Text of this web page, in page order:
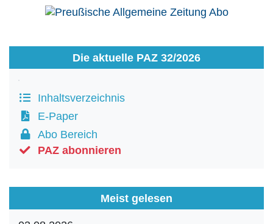
Die aktuelle PAZ 32/2026
Inhaltsverzeichnis
E-Paper
Abo Bereich
PAZ abonnieren
Meist gelesen